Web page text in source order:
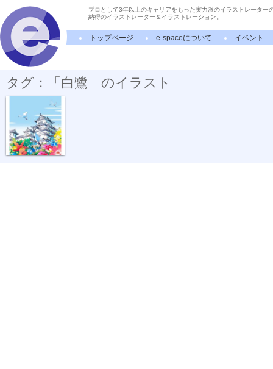
プロとして3年以上のキャリアをもった実力派のイラストレーター
納得のイラストレーター＆イラストレーション。
トップページ e-spaceについて イベント
タグ：「白鷺」のイラスト
花の白鷺城